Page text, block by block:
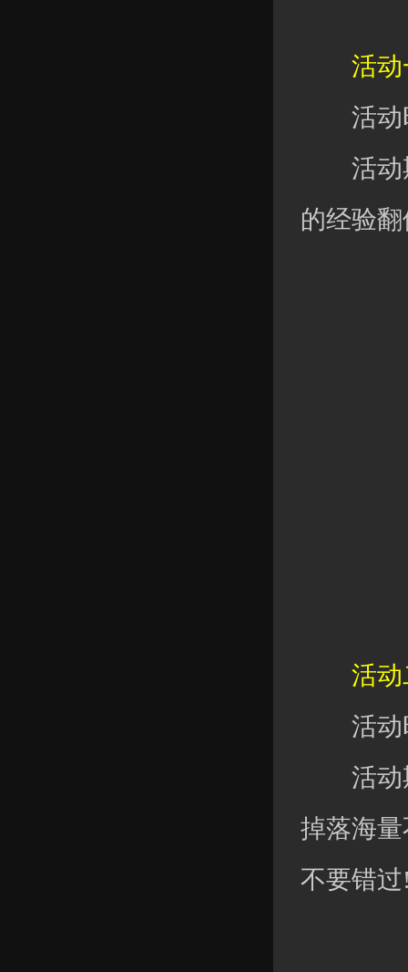
活动
活动时
活动期
的经验
活动
活动时
活动期
掉落海
不要错